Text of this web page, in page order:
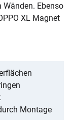
Ebenso
XL Magnet
Montage